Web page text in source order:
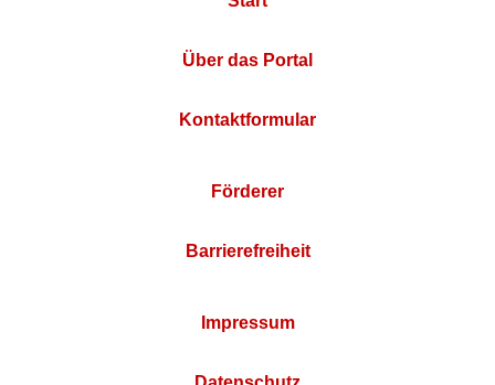
Über das Portal
Kontaktformular
Förderer
Barrierefreiheit
Impressum